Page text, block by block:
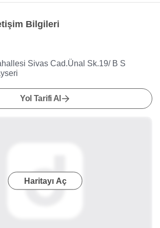
Bilgileri
Sivas Cad.Ünal Sk.19/ B S
Yol Tarifi Al
Haritayı Aç